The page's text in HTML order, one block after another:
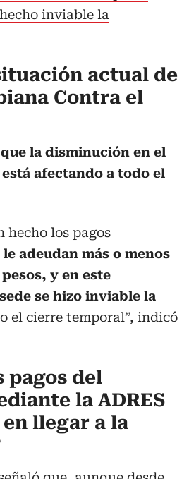
inviable la
actual de
Contra el
la disminución en el
afectando a todo el
hecho los pagos
le adeudan más o menos
y en este
se hizo inviable la
el cierre temporal”, indicó
pagos del
la ADRES
llegar a la